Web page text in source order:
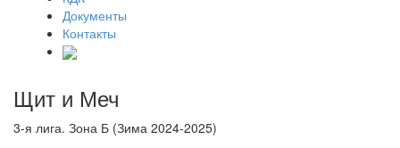
Документы
Контакты
Щит и Меч
3-я лига. Зона Б (Зима 2024-2025)